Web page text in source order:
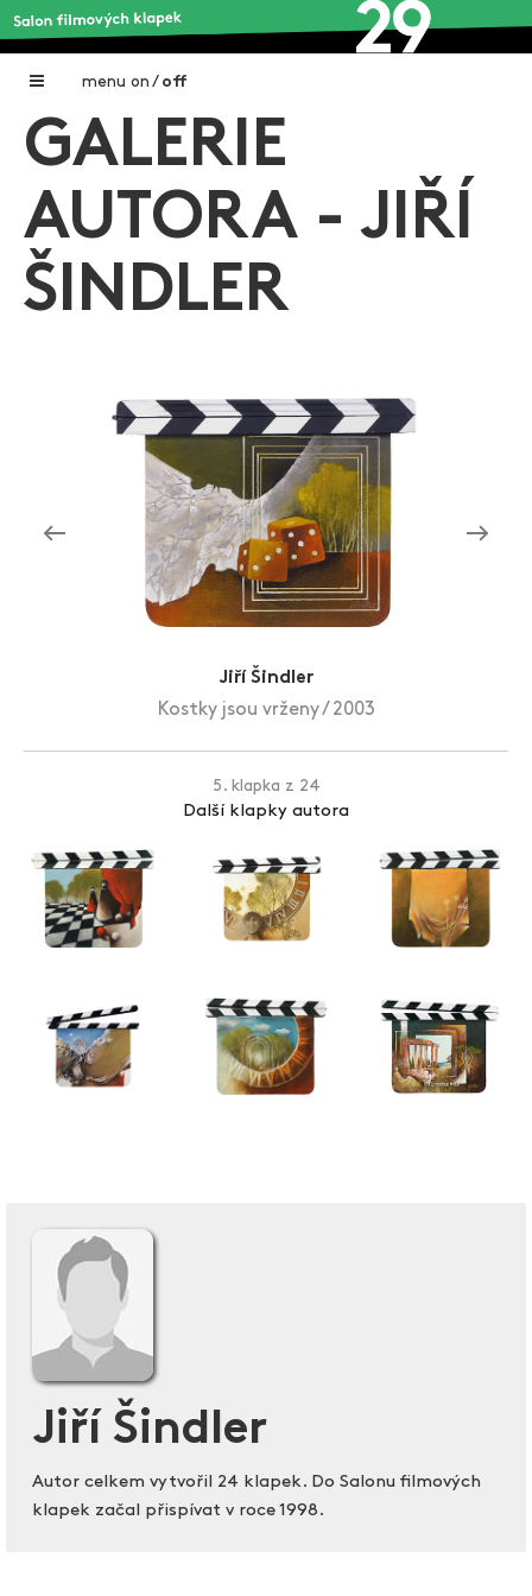
menu on / off
Home
Galerie filmových klapek
Autoři filmových klapek
Aukce filmových klapek
Zlín Film Festival
GALERIE
AUTORA - JIŘÍ
ŠINDLER
Jiří Šindler
Kostky jsou vrženy / 2003
5. klapka z 24
Další klapky autora
Jiří Šindler
Autor celkem vytvořil 24 klapek. Do Salonu filmových
klapek začal přispívat v roce 1998.